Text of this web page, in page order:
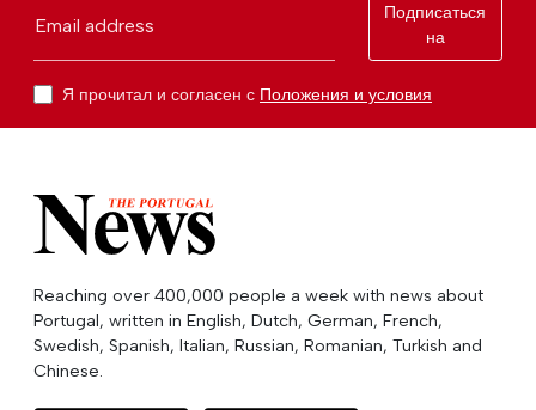
Email address
Подписаться
на
Я прочитал и согласен с Положения и условия
Reaching over 400,000 people a week with news about
Portugal, written in English, Dutch, German, French,
Swedish, Spanish, Italian, Russian, Romanian, Turkish and
Chinese.